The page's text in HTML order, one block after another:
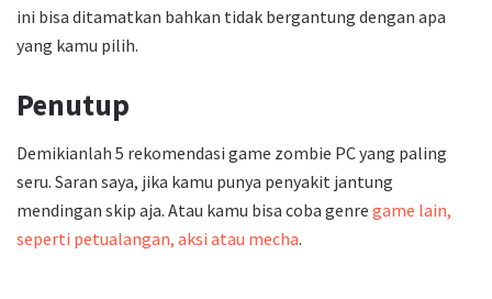
ini bisa ditamatkan bahkan tidak bergantung dengan apa
yang kamu pilih.
Penutup
Demikianlah 5 rekomendasi game zombie PC yang paling
seru. Saran saya, jika kamu punya penyakit jantung
mendingan skip aja. Atau kamu bisa coba genre game lain,
seperti petualangan, aksi atau mecha.